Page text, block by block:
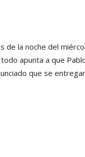
de la noche del
apunta a que
que se